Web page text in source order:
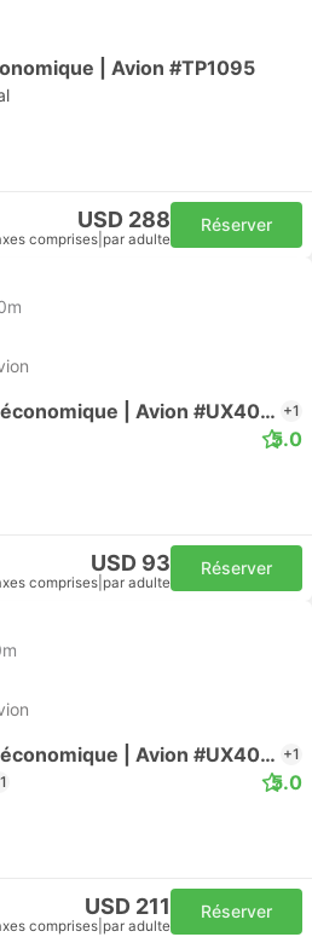
| Avion #TP1095
USD 288
comprises par adulte
Réserver
Classe économique | Avion #UX4060 +1
5.0
USD 93
comprises par adulte
Réserver
Classe économique | Avion #UX4060 +1
5.0
USD 211
comprises par adulte
Réserver